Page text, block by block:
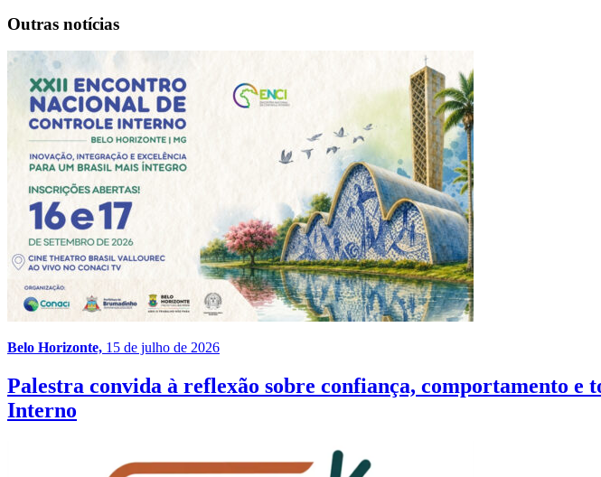
Outras notícias
Belo Horizonte, 15 de julho de 2026
Palestra convida à reflexão sobre confiança, comportamento
Interno